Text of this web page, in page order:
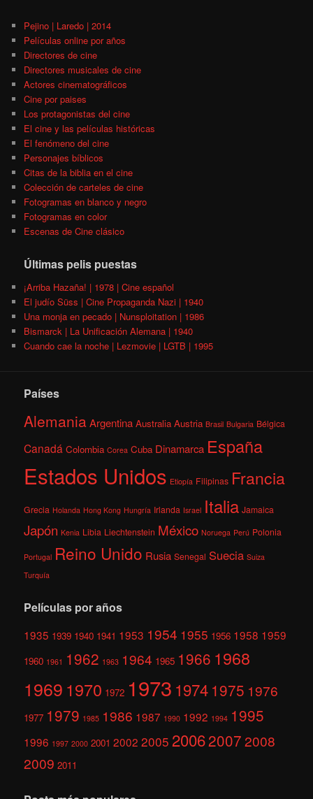
Pejino | Laredo | 2014
Películas online por años
Directores de cine
Directores musicales de cine
Actores cinematográficos
Cine por paises
Los protagonistas del cine
El cine y las películas históricas
El fenómeno del cine
Personajes bíblicos
Citas de la biblia en el cine
Colección de carteles de cine
Fotogramas en blanco y negro
Fotogramas en color
Escenas de Cine clásico
Últimas pelis puestas
¡Arriba Hazaña! | 1978 | Cine español
El judío Süss | Cine Propaganda Nazi | 1940
Una monja en pecado | Nunsploitation | 1986
Bismarck | La Unificación Alemana | 1940
Cuando cae la noche | Lezmovie | LGTB | 1995
Países
AlemaniaArgentina Australia Austria Brasil Bulgaria Bélgica
Canadá Colombia Corea Cuba Dinamarca España
Estados Unidos Etiopía Filipinas Francia
Grecia Holanda Hong Kong Hungría Irlanda Israel Italia Jamaica
Japón Kenia Libia Liechtenstein México Noruega Perú Polonia
Portugal Reino Unido Rusia Senegal Suecia Suiza
Turquía
Películas por años
1935 1939 1940 1941 1953 1954 1955 1956 1958 1959
1960 1961 1962 1963 1964 1965 1966 1968
1969 1970 1972 1973 1974 1975 1976
1977 1979 1985 1986 1987 1990 1992 1994 1995
1996 1997 2000 2001 2002 2005 200620072008
2009 2011